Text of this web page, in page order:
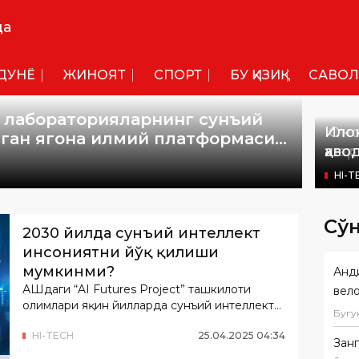
ЖИНОЯТ СПОРТ БУ ҚИЗИҚ
сунъий
ягона илмий платформаси
HI-
HI-
HI-TECH 25.04.2025 04:34
2030 йилда сунъий интеллект
инсониятни йўқ қилиши
мумкинми?
АҚШдаги “AI Futures Project” ташкилоти
олимлари яқин йилларда сунъий интеллект
ҳаракат қилди.